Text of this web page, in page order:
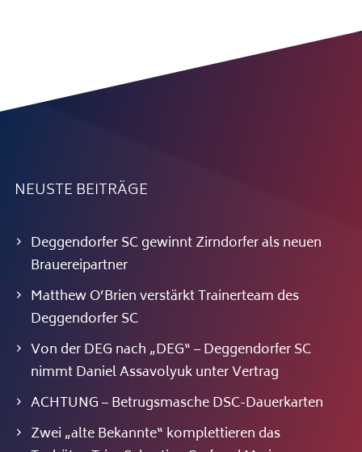
NEUSTE BEITRÄGE
Deggendorfer SC gewinnt Zirndorfer als neuen
Brauereipartner
Matthew O’Brien verstärkt Trainerteam des
Deggendorfer SC
Von der DEG nach „DEG“ – Deggendorfer SC
nimmt Daniel Assavolyuk unter Vertrag
ACHTUNG – Betrugsmasche DSC-Dauerkarten
Zwei „alte Bekannte“ komplettieren das